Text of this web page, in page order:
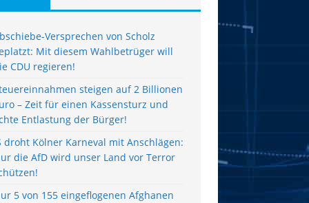
Versprechen von Scholz
Mit diesem Wahlbetrüger will
CDU regieren!
steigen auf 2 Billionen
– Zeit für einen Kassensturz und
Entlastung der Bürger!
droht Kölner Karneval mit Anschlägen:
die AfD wird unser Land vor Terror
5 von 155 eingeflogenen Afghanen